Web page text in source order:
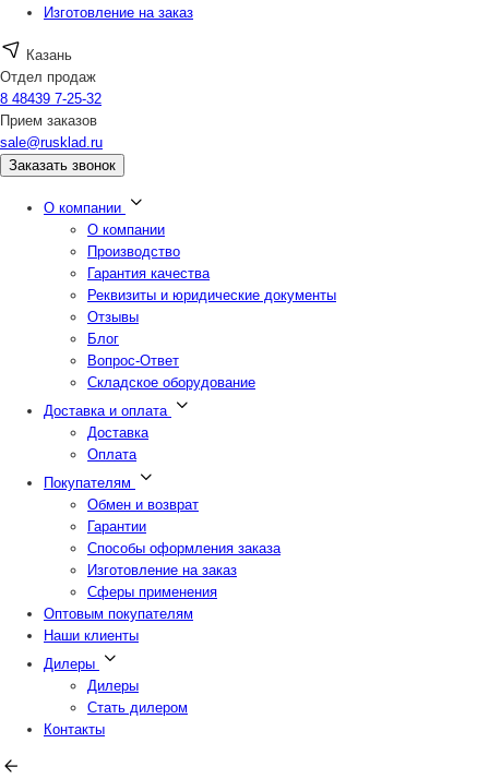
Изготовление на заказ
Казань
Отдел продаж
8 48439 7-25-32
Прием заказов
sale@rusklad.ru
Заказать звонок
О компании
О компании
Производство
Гарантия качества
Реквизиты и юридические документы
Отзывы
Блог
Вопрос-Ответ
Складское оборудование
Доставка и оплата
Доставка
Оплата
Покупателям
Обмен и возврат
Гарантии
Способы оформления заказа
Изготовление на заказ
Сферы применения
Оптовым покупателям
Наши клиенты
Дилеры
Дилеры
Стать дилером
Контакты